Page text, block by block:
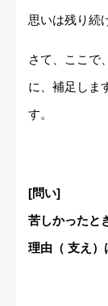
思いは残り続
さて、ここで
に、補足しま
す。
[問い]
苦しかったと
理由（ 支え）